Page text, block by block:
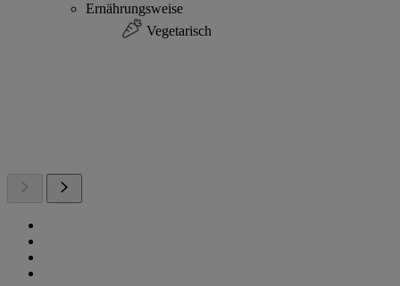
Ernährungsweise
Vegetarisch